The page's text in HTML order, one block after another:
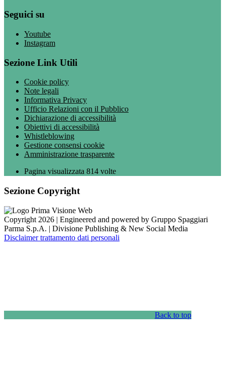
Seguici su
Youtube
Instagram
Sezione Link Utili
Cookie policy
Note legali
Informativa Privacy
Ufficio Relazioni con il Pubblico
Dichiarazione di accessibilità
Obiettivi di accessibilità
Whistleblowing
Gestione consensi cookie
Amministrazione trasparente
Pagina visualizzata 814 volte
Sezione Copyright
Copyright 2026 | Engineered and powered by Gruppo Spaggiari
Parma S.p.A. | Divisione Publishing & New Social Media
Disclaimer trattamento dati personali
Back to top